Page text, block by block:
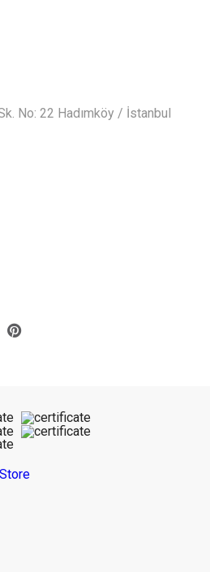
No: 22 Hadımköy / İstanbul